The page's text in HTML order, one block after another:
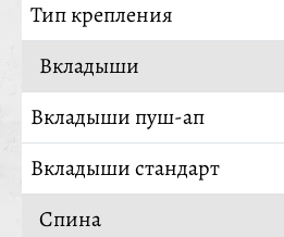
Тип крепления
Вкладыши
Вкладыши пуш-ап
Вкладыши стандарт
Спина